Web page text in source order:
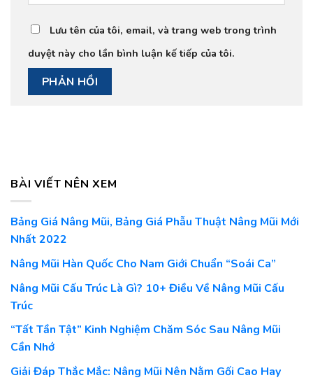
Lưu tên của tôi, email, và trang web trong trình
duyệt này cho lần bình luận kế tiếp của tôi.
BÀI VIẾT NÊN XEM
Bảng Giá Nâng Mũi, Bảng Giá Phẫu Thuật Nâng Mũi Mới
Nhất 2022
Nâng Mũi Hàn Quốc Cho Nam Giới Chuẩn “Soái Ca”
Nâng Mũi Cấu Trúc Là Gì? 10+ Điều Về Nâng Mũi Cấu
Trúc
“Tất Tần Tật” Kinh Nghiệm Chăm Sóc Sau Nâng Mũi
Cần Nhớ
Giải Đáp Thắc Mắc: Nâng Mũi Nên Nằm Gối Cao Hay